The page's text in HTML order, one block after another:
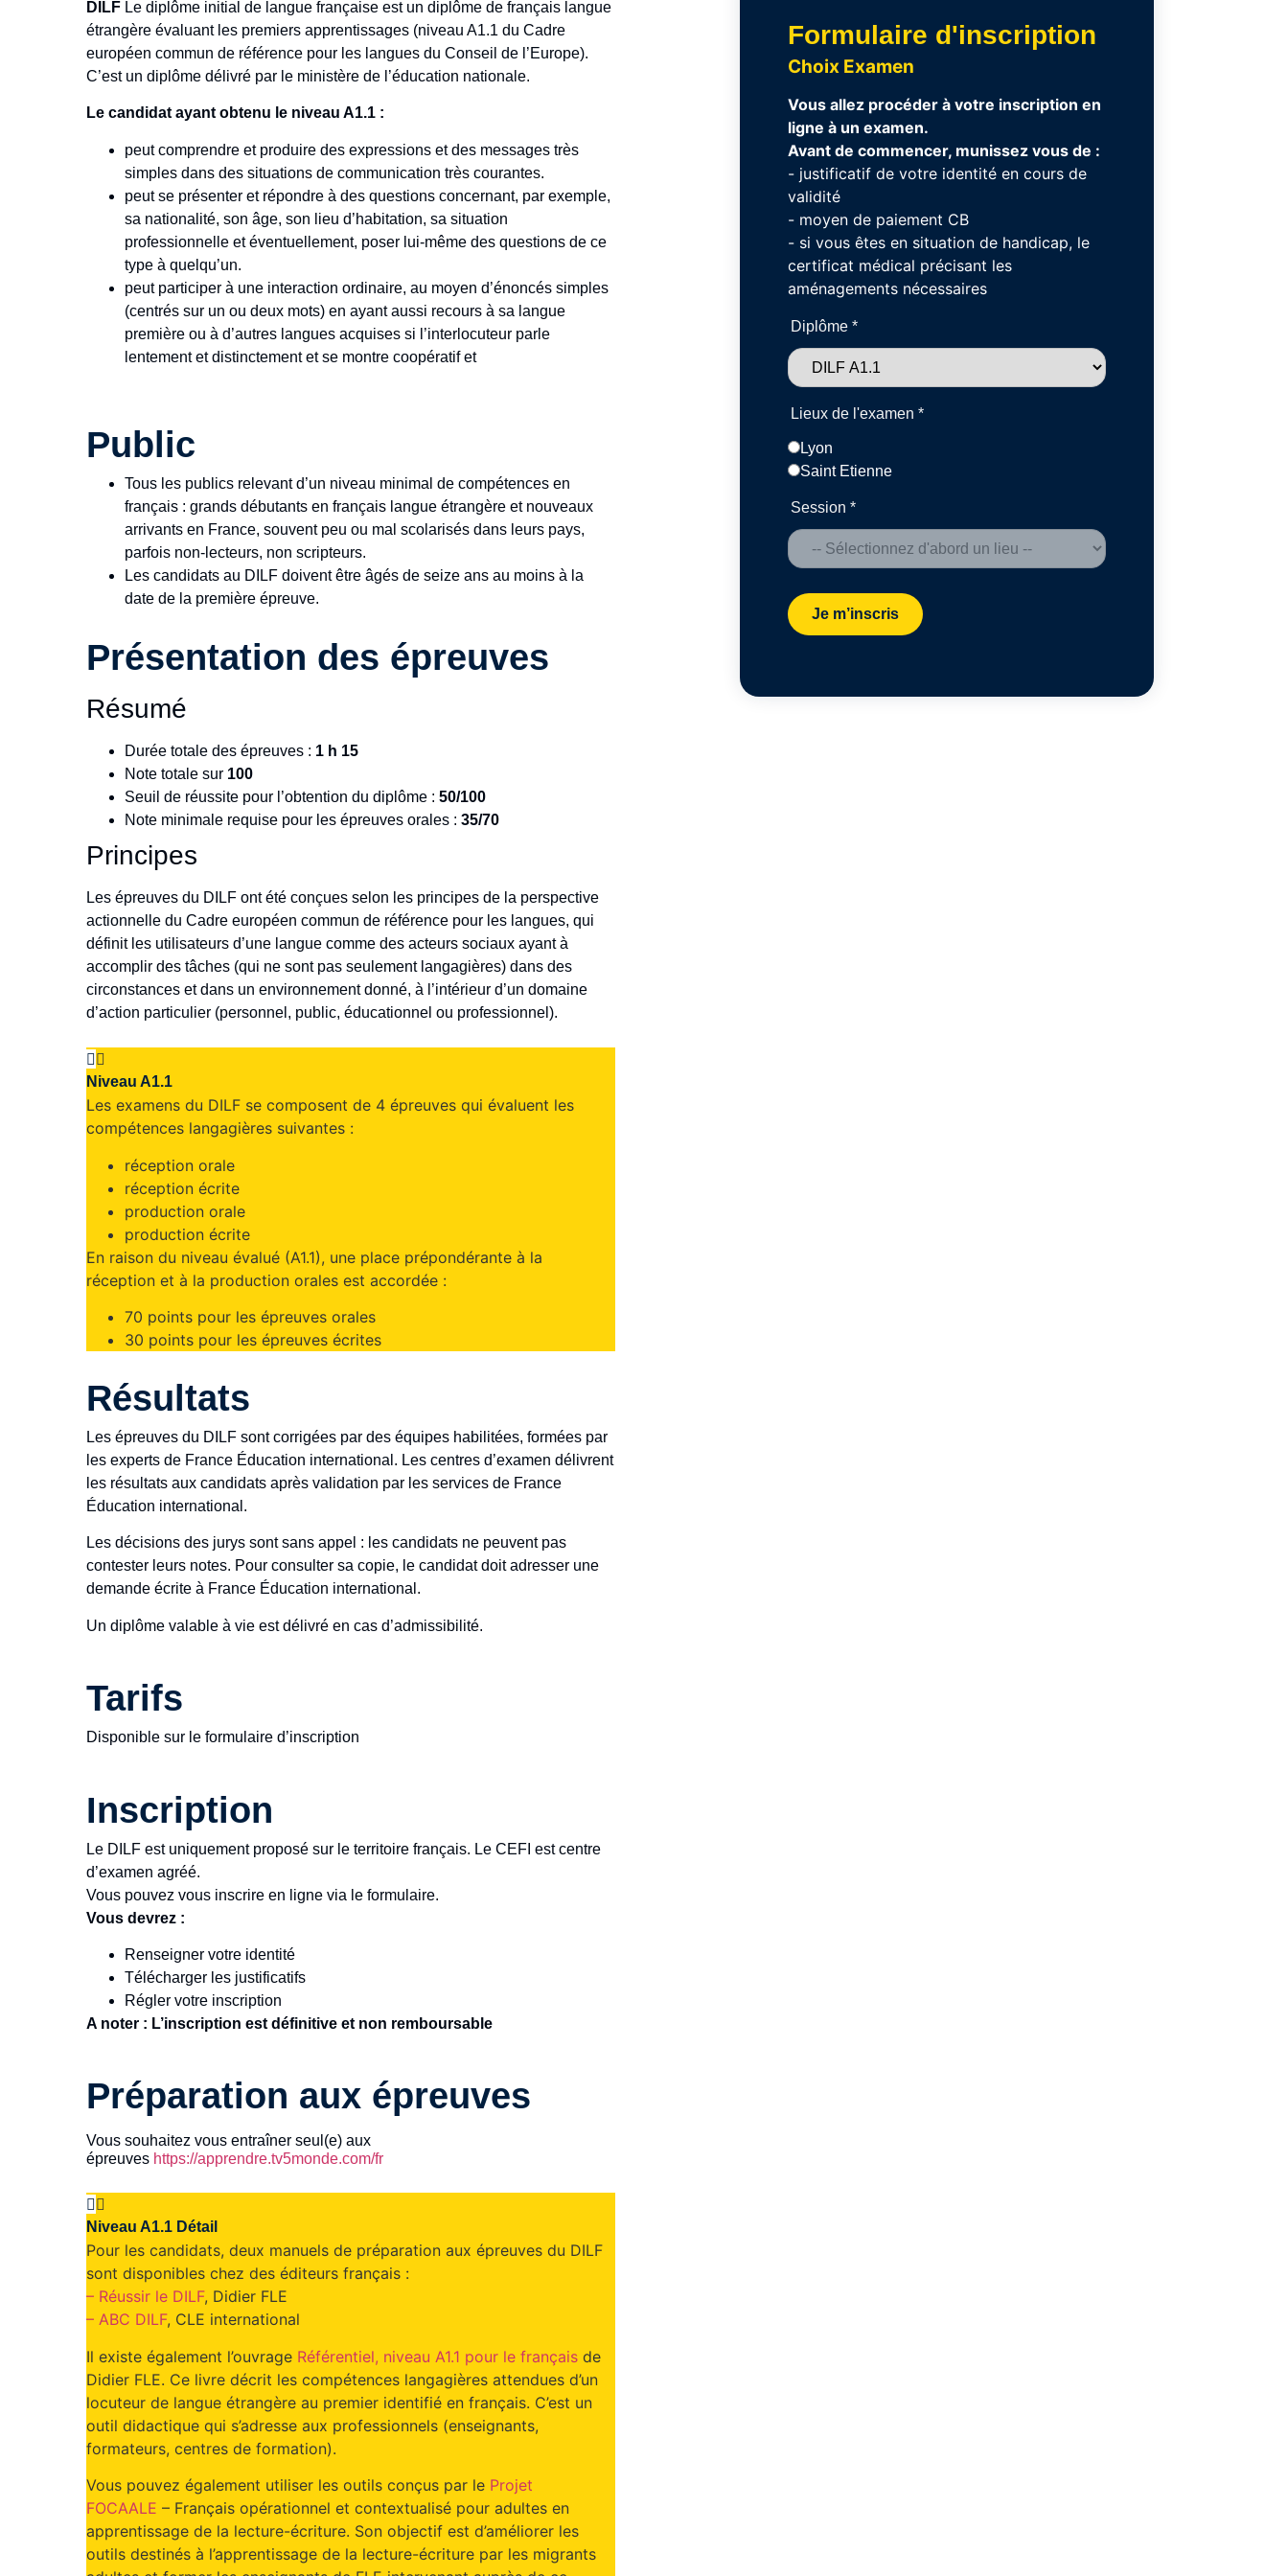
DILF Le diplôme initial de langue française est un diplôme de français langue
étrangère évaluant les premiers apprentissages (niveau A1.1 du Cadre
européen commun de référence pour les langues du Conseil de l’Europe).
C’est un diplôme délivré par le ministère de l’éducation nationale.
Le candidat ayant obtenu le niveau A1.1 :
peut comprendre et produire des expressions et des messages très
simples dans des situations de communication très courantes.
peut se présenter et répondre à des questions concernant, par exemple,
sa nationalité, son âge, son lieu d’habitation, sa situation
professionnelle et éventuellement, poser lui-même des questions de ce
type à quelqu’un.
peut participer à une interaction ordinaire, au moyen d’énoncés simples
(centrés sur un ou deux mots) en ayant aussi recours à sa langue
première ou à d’autres langues acquises si l’interlocuteur parle
lentement et distinctement et se montre coopératif et
Public
Tous les publics relevant d’un niveau minimal de compétences en
français : grands débutants en français langue étrangère et nouveaux
arrivants en France, souvent peu ou mal scolarisés dans leurs pays,
parfois non-lecteurs, non scripteurs.
Les candidats au DILF doivent être âgés de seize ans au moins à la
date de la première épreuve.
Présentation des épreuves
Résumé
Durée totale des épreuves : 1 h 15
Note totale sur 100
Seuil de réussite pour l’obtention du diplôme : 50/100
Note minimale requise pour les épreuves orales : 35/70
Principes
Les épreuves du DILF ont été conçues selon les principes de la perspective
actionnelle du Cadre européen commun de référence pour les langues, qui
définit les utilisateurs d’une langue comme des acteurs sociaux ayant à
accomplir des tâches (qui ne sont pas seulement langagières) dans des
circonstances et dans un environnement donné, à l’intérieur d’un domaine
d’action particulier (personnel, public, éducationnel ou professionnel).
Niveau A1.1
Les examens du DILF se composent de 4 épreuves qui évaluent les
compétences langagières suivantes :
réception orale
réception écrite
production orale
production écrite
En raison du niveau évalué (A1.1), une place prépondérante à la
réception et à la production orales est accordée :
70 points pour les épreuves orales
30 points pour les épreuves écrites
Résultats
Les épreuves du DILF sont corrigées par des équipes habilitées, formées par
les experts de France Éducation international. Les centres d’examen délivrent
les résultats aux candidats après validation par les services de France
Éducation international.
Les décisions des jurys sont sans appel : les candidats ne peuvent pas
contester leurs notes. Pour consulter sa copie, le candidat doit adresser une
demande écrite à France Éducation international.
Un diplôme valable à vie est délivré en cas d’admissibilité.
Tarifs
Disponible sur le formulaire d’inscription
Inscription
Le DILF est uniquement proposé sur le territoire français. Le CEFI est centre
d’examen agréé.
Vous pouvez vous inscrire en ligne via le formulaire.
Vous devrez :
Renseigner votre identité
Télécharger les justificatifs
Régler votre inscription
A noter : L’inscription est définitive et non remboursable
Préparation aux épreuves
Vous souhaitez vous entraîner seul(e) aux
épreuves https://apprendre.tv5monde.com/fr
Niveau A1.1 Détail
Pour les candidats, deux manuels de préparation aux épreuves du DILF
sont disponibles chez des éditeurs français :
– Réussir le DILF, Didier FLE
– ABC DILF, CLE international
Il existe également l’ouvrage Référentiel, niveau A1.1 pour le français de
Didier FLE. Ce livre décrit les compétences langagières attendues d’un
locuteur de langue étrangère au premier identifié en français. C’est un
outil didactique qui s’adresse aux professionnels (enseignants,
formateurs, centres de formation).
Vous pouvez également utiliser les outils conçus par le Projet
FOCAALE – Français opérationnel et contextualisé pour adultes en
apprentissage de la lecture-écriture. Son objectif est d’améliorer les
outils destinés à l’apprentissage de la lecture-écriture par les migrants
Formulaire d'inscription
Choix Examen
Vous allez procéder à votre inscription en
ligne à un examen.
Avant de commencer, munissez vous de :
- justificatif de votre identité en cours de
validité
- moyen de paiement CB
- si vous êtes en situation de handicap, le
certificat médical précisant les
aménagements nécessaires
Diplôme *
Lieux de l'examen *
Lyon
Saint Etienne
Session *
Je m’inscris